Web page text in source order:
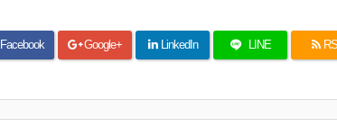
Facebook Google+ LinkedIn LINE